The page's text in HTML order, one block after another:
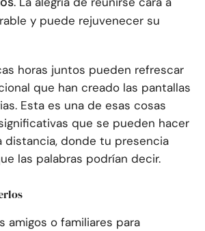
y puede rejuvenecer su
horas juntos pueden refrescar
que han creado las pantallas
Esta es una de esas cosas
que se pueden hacer
distancia, donde tu presencia
las palabras podrían decir.
amigos o familiares para